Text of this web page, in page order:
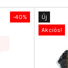
-40%
Új
Akciós!